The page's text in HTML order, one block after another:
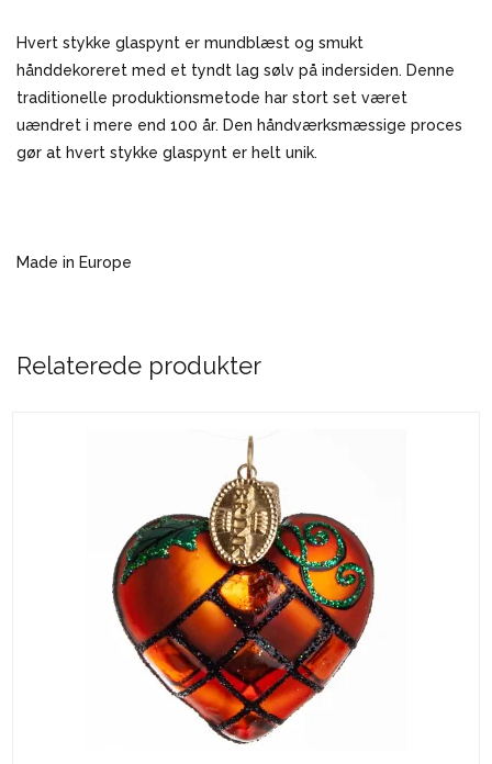
Hvert stykke glaspynt er mundblæst og smukt
hånddekoreret med et tyndt lag sølv på indersiden. Denne
traditionelle produktionsmetode har stort set været
uændret i mere end 100 år. Den håndværksmæssige proces
gør at hvert stykke glaspynt er helt unik.
Made in Europe
Relaterede produkter